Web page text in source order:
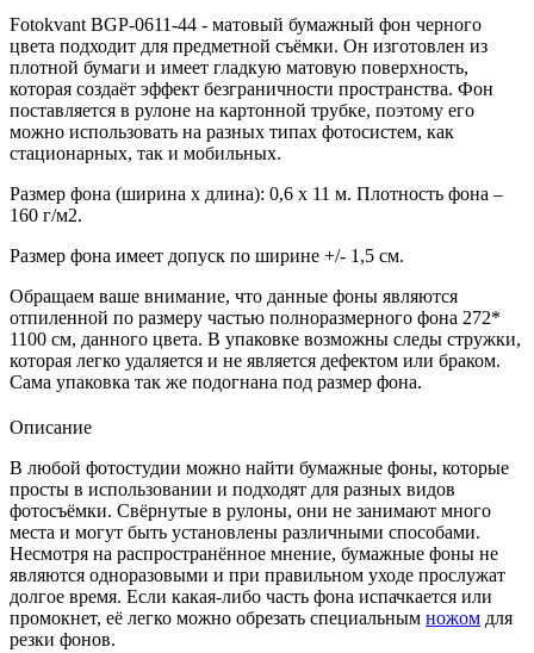
Fotokvant BGP-0611-44 - матовый бумажный фон черного
цвета подходит для предметной съёмки. Он изготовлен из
плотной бумаги и имеет гладкую матовую поверхность,
которая создаёт эффект безграничности пространства. Фон
поставляется в рулоне на картонной трубке, поэтому его
можно использовать на разных типах фотосистем, как
стационарных, так и мобильных.
Размер фона (ширина х длина): 0,6 х 11 м. Плотность фона –
160 г/м2.
Размер фона имеет допуск по ширине +/- 1,5 см.
Обращаем ваше внимание, что данные фоны являются
отпиленной по размеру частью полноразмерного фона 272*
1100 см, данного цвета. В упаковке возможны следы стружки,
которая легко удаляется и не является дефектом или браком.
Сама упаковка так же подогнана под размер фона.
Описание
В любой фотостудии можно найти бумажные фоны, которые
просты в использовании и подходят для разных видов
фотосъёмки. Свёрнутые в рулоны, они не занимают много
места и могут быть установлены различными способами.
Несмотря на распространённое мнение, бумажные фоны не
являются одноразовыми и при правильном уходе прослужат
долгое время. Если какая-либо часть фона испачкается или
промокнет, её легко можно обрезать специальным ножом для
резки фонов.